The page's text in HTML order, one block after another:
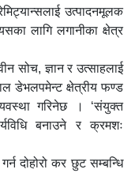
उत्पादनमूलक
लागि लगानीका क्षेत्र
सोच, ज्ञान र उत्साहलाई
डेभलपमेन्ट क्षेत्रीय फण्ड
गरिनेछ । ‘संयुक्त
बनाउने र क्रमशः
दोहोरो कर छुट सम्बन्धि